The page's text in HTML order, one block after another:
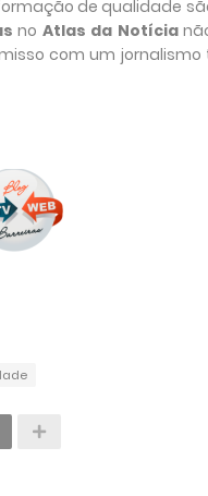
de qualidade
no Atlas da Notícia
com um